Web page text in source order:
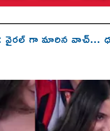
వైరల్ గా మారిన వాచ్...